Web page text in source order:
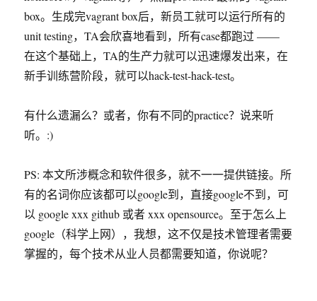
box。生成完vagrant box后，新员工就可以运行所有的
unit testing，TA会欣喜地看到，所有case都跑过 ——
在这个基础上，TA的生产力就可以迅速爆发出来，在
新手训练营阶段，就可以hack-test-hack-test。
有什么遗漏么？或者，你有不同的practice？说来听
听。:)
PS: 本文所涉概念和软件很多，就不一一提供链接。所
有的名词你应该都可以google到，直接google不到，可
以 google xxx github 或者 xxx opensource。至于怎么上
google（科学上网），我想，这不仅是技术管理者需要
掌握的，每个技术从业人员都需要知道，你说呢？